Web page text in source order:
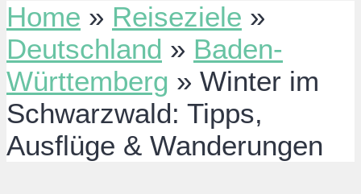
Home » Reiseziele »
Deutschland » Baden-
Württemberg » Winter im
Schwarzwald: Tipps,
Ausflüge & Wanderungen